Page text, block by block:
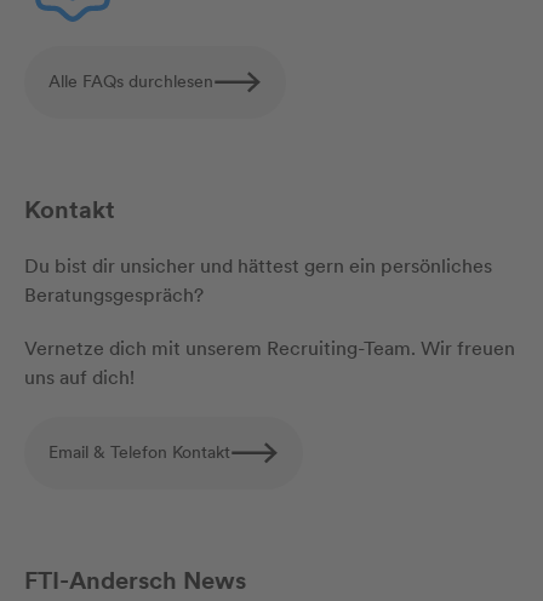
Alle FAQs durchlesen
Kontakt
Du bist dir unsicher und hättest gern ein persönliches
Beratungsgespräch?
Vernetze dich mit unserem Recruiting-Team. Wir freuen
uns auf dich!
Email & Telefon Kontakt
FTI-Andersch News